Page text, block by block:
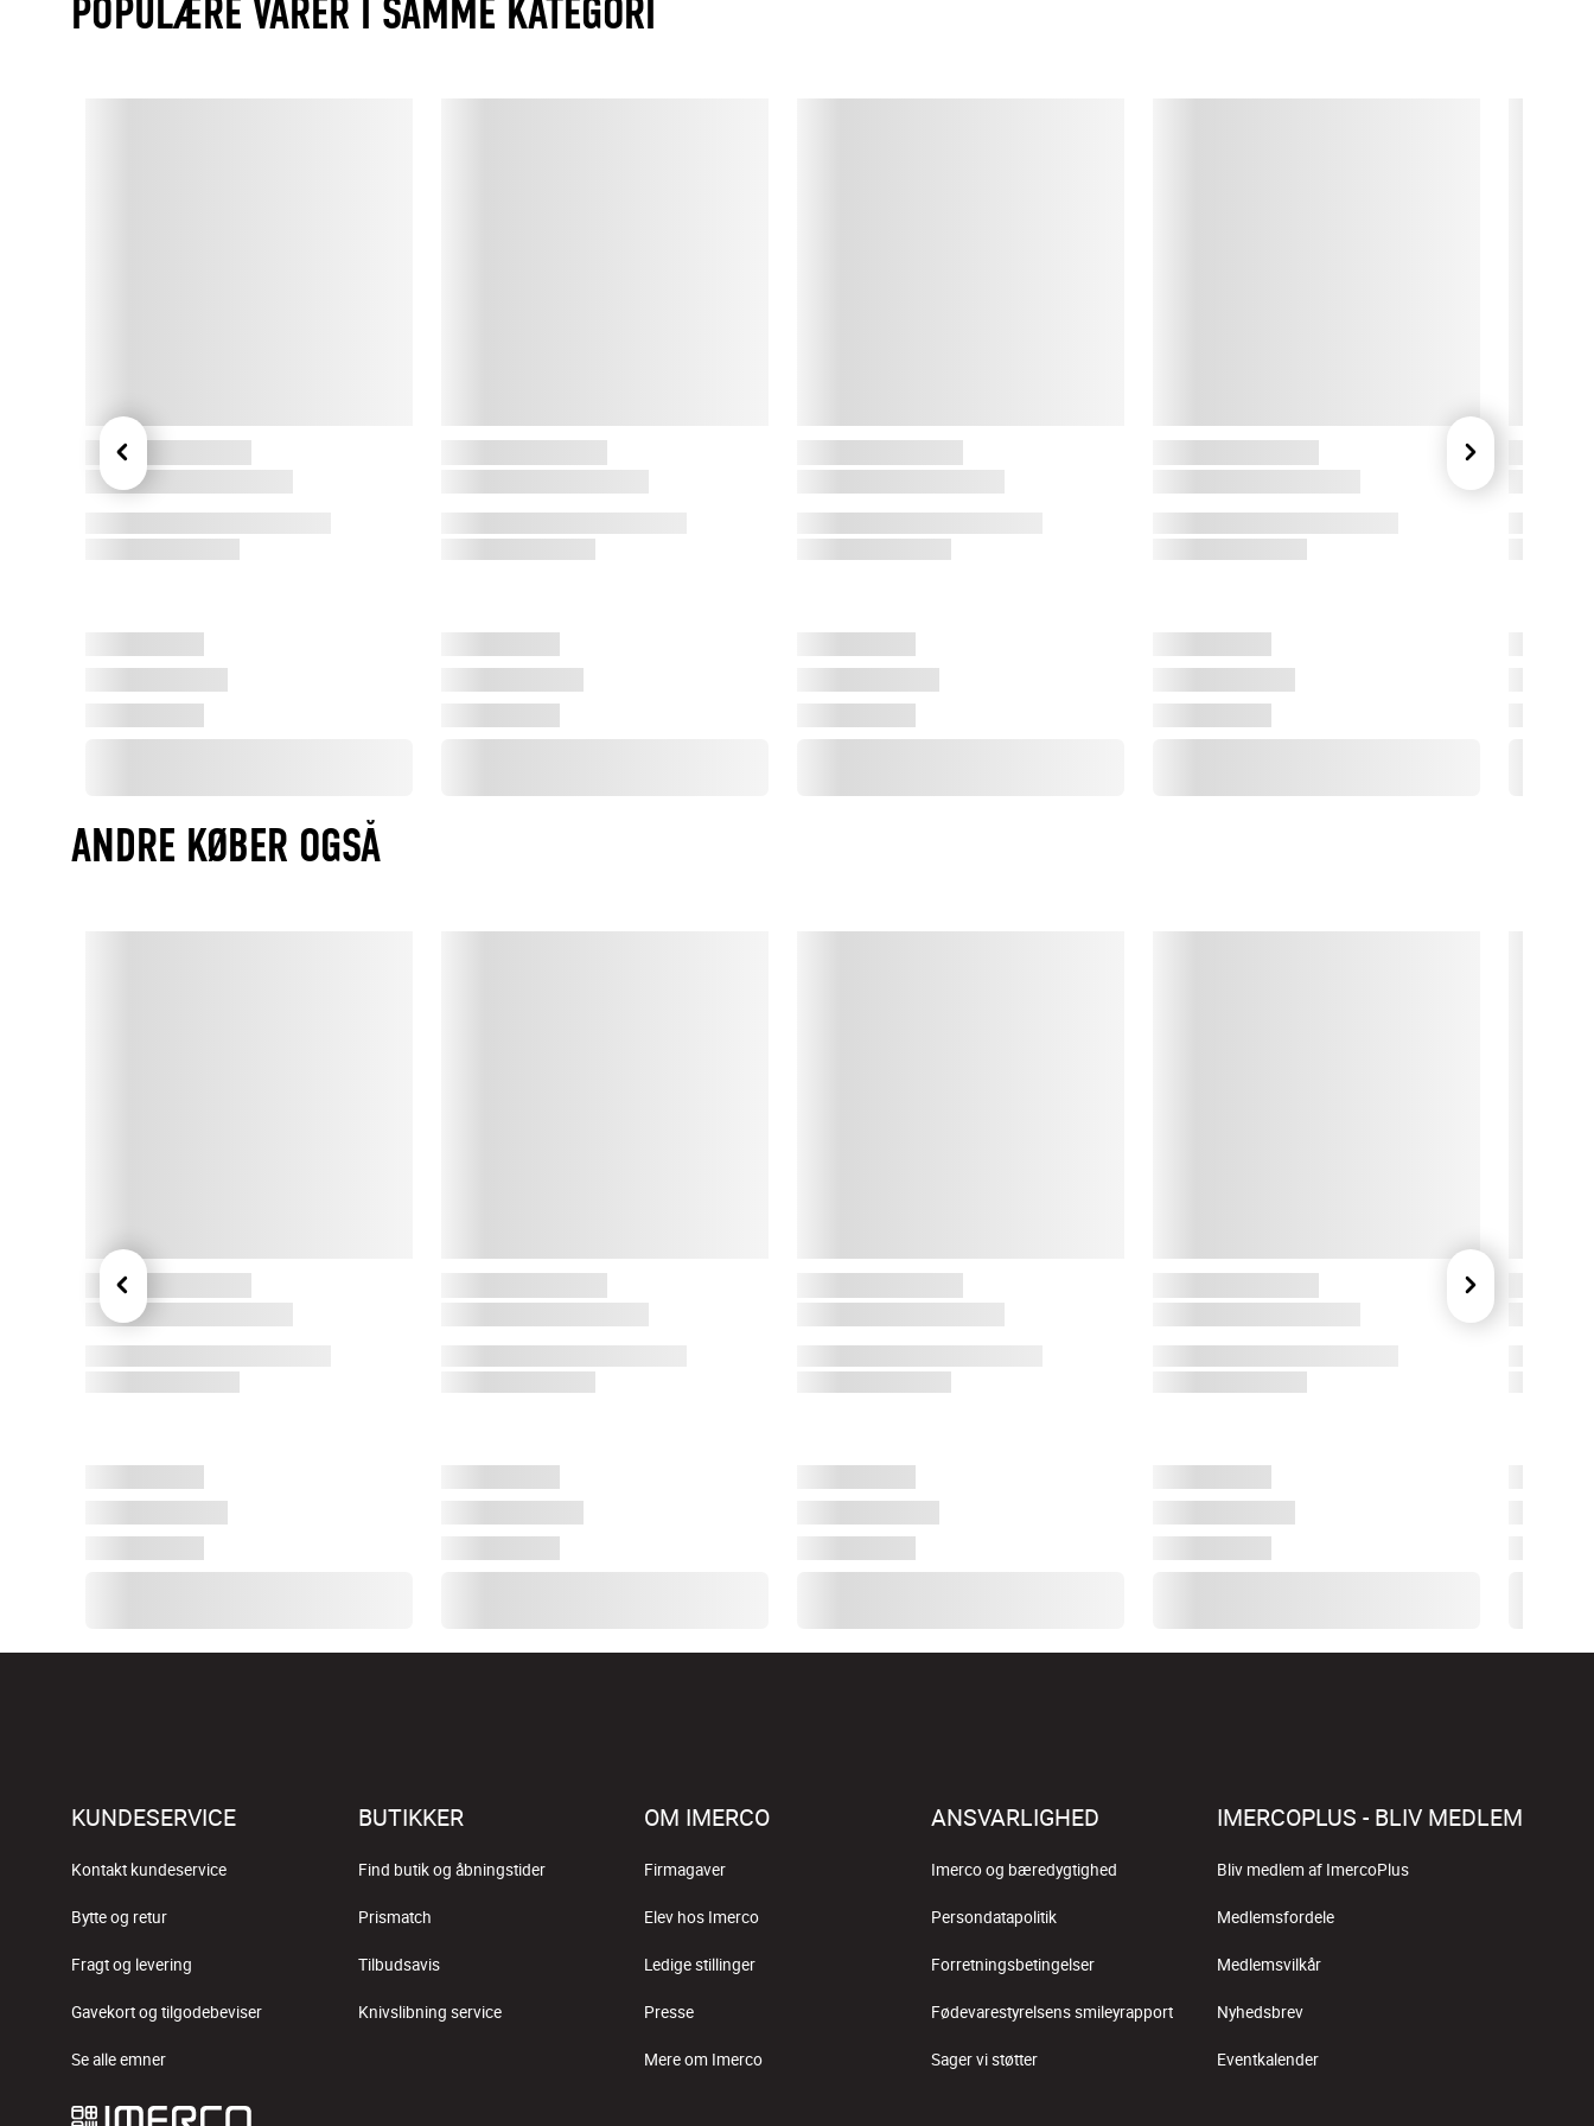
opfylde dine inderste boligdrømme.
POPULÆRE VARER I SAMME KATEGORI
ANDRE KØBER OGSÅ
KUNDESERVICE
Kontakt kundeservice
Bytte og retur
Fragt og levering
Gavekort og tilgodebeviser
Se alle emner
BUTIKKER
Find butik og åbningstider
Prismatch
Tilbudsavis
Knivslibning service
OM IMERCO
Firmagaver
Elev hos Imerco
Ledige stillinger
Presse
Mere om Imerco
ANSVARLIGHED
Imerco og bæredygtighed
Persondatapolitik
Forretningsbetingelser
Fødevarestyrelsens smileyrapport
Sager vi støtter
IMERCOPLUS - BLIV MEDLEM
Bliv medlem af ImercoPlus
Medlemsfordele
Medlemsvilkår
Nyhedsbrev
Eventkalender